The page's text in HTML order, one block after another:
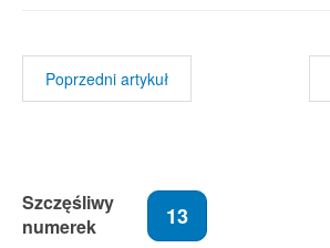
Poprzedni artykuł
Szczęśliwy
numerek
13